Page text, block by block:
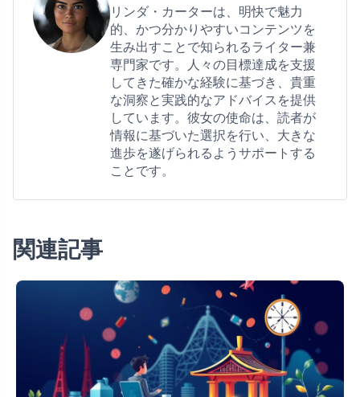
リンダ・カーターは、明快で魅力
的、かつ分かりやすいコンテンツを
生み出すことで知られるライター兼
専門家です。人々の目標達成を支援
してきた確かな経験に基づき、貴重
な洞察と実践的なアドバイスを提供
しています。彼女の使命は、読者が
情報に基づいた選択を行い、大きな
進歩を遂げられるようサポートする
ことです。
関連記事